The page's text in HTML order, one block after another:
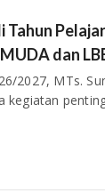
Tahun
dan
2027, MTs.
kegiatan